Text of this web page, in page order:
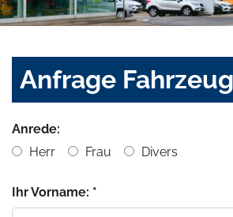
Anfrage
Anrede:
Herr
Frau Divers
Ihr Vorname: *